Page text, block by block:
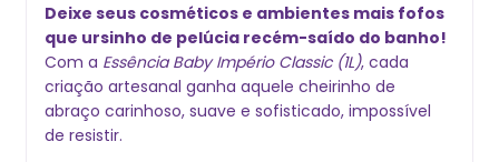
Deixe seus cosméticos e ambientes mais fofos
que ursinho de pelúcia recém-saído do banho!
Com a Essência Baby Império Classic (1L), cada
criação artesanal ganha aquele cheirinho de
abraço carinhoso, suave e sofisticado, impossível
de resistir.